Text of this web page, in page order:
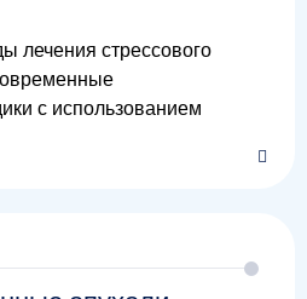
лечения стрессового
с использованием